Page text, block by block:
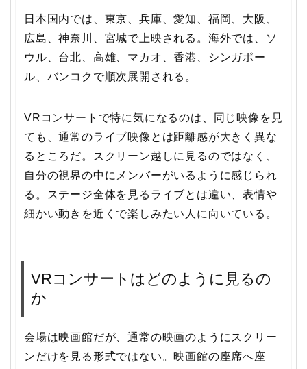
日本国内では、東京、兵庫、愛知、福岡、大阪、
広島、神奈川、宮城で上映される。海外では、ソ
ウル、台北、高雄、マカオ、香港、シンガポー
ル、バンコクで順次展開される。
VRコンサートで特に気になるのは、同じ映像を見
ても、通常のライブ映像とは距離感が大きく異な
るところだ。スクリーン越しに見るのではなく、
自分の視界の中にメンバーがいるように感じられ
る。ステージ全体を見るライブとは違い、表情や
細かい動きを近くで楽しみたい人に向いている。
VRコンサートはどのように見るの
か
会場は映画館だが、通常の映画のようにスクリー
ンだけを見る形式ではない。映画館の座席へ座